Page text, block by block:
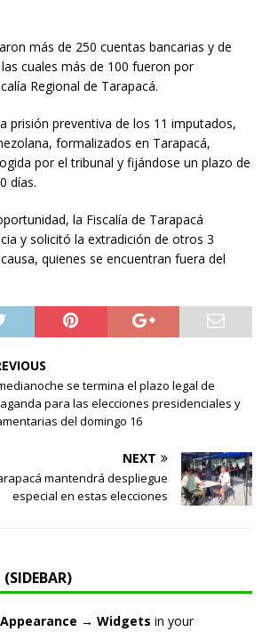
más de 250 cuentas bancarias y de
cuales más de 100 fueron por
Regional de Tarapacá.
prisión preventiva de los 11 imputados,
formalizados en Tarapacá,
por el tribunal y fijándose un plazo de
días.
la Fiscalía de Tarapacá
y solicitó la extradición de otros 3
quienes se encuentran fuera del
se termina el plazo legal de
para las elecciones presidenciales y
del domingo 16
NEXT
mantendrá despliegue
especial en estas elecciones
Appearance → Widgets in your